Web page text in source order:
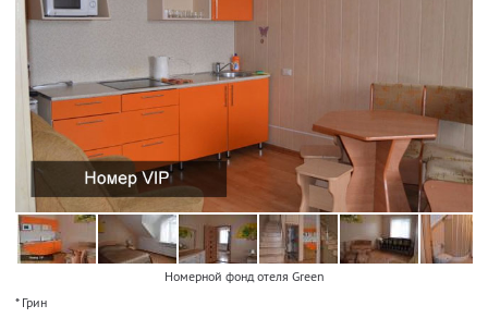
Номерной фонд отеля Green
* Грин